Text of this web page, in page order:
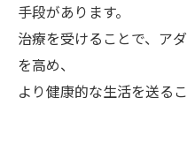
手段があります。
治療を受けることで、ア
を高め、
より健康的な生活を送る